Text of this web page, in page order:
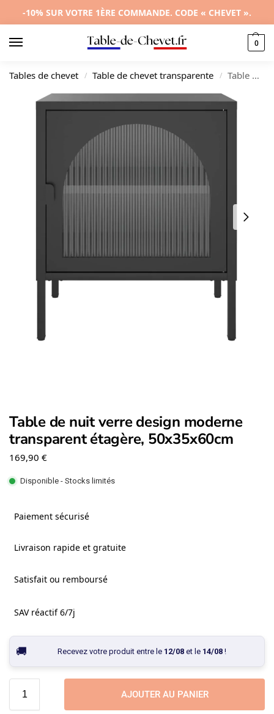
-10% SUR VOTRE 1ÈRE COMMANDE. CODE « CHEVET ».
0
Tables de chevet / Table de chevet transparente / Table de nuit verre design moderne transparent étagère, 50x35x60cm
Table de nuit verre design moderne
transparent étagère, 50x35x60cm
169,90 €
Disponible - Stocks limités
Paiement sécurisé
Livraison rapide et gratuite
Satisfait ou remboursé
SAV réactif 6/7j
Recevez votre produit entre le 12/08et le 14/08!
AJOUTER AU PANIER